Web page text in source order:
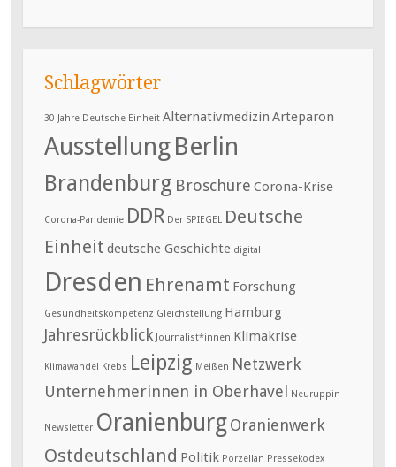
Schlagwörter
30 Jahre Deutsche Einheit Alternativmedizin Arteparon
AusstellungBerlin
Brandenburg Broschüre Corona-Krise
Corona-Pandemie DDR Der SPIEGEL Deutsche
Einheit deutsche Geschichte digital
Dresden Ehrenamt Forschung
Gesundheitskompetenz Gleichstellung Hamburg
Jahresrückblick Journalist*innen Klimakrise
Klimawandel Krebs Leipzig Meißen Netzwerk
Unternehmerinnen in Oberhavel
Neuruppin
Newsletter OranienburgOranienwerk
Ostdeutschland Politik Porzellan Pressekodex